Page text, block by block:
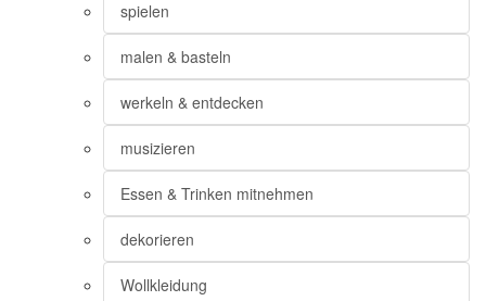
spielen
malen & basteln
werkeln & entdecken
musizieren
Essen & Trinken mitnehmen
dekorieren
Wollkleidung